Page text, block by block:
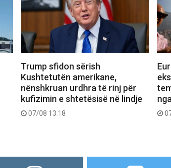
Trump sfidon sërish
Kushtetutën amerikane,
nënshkruan urdhra të rinj për
kufizimin e shtetësisë në lindje
07/08 13:18